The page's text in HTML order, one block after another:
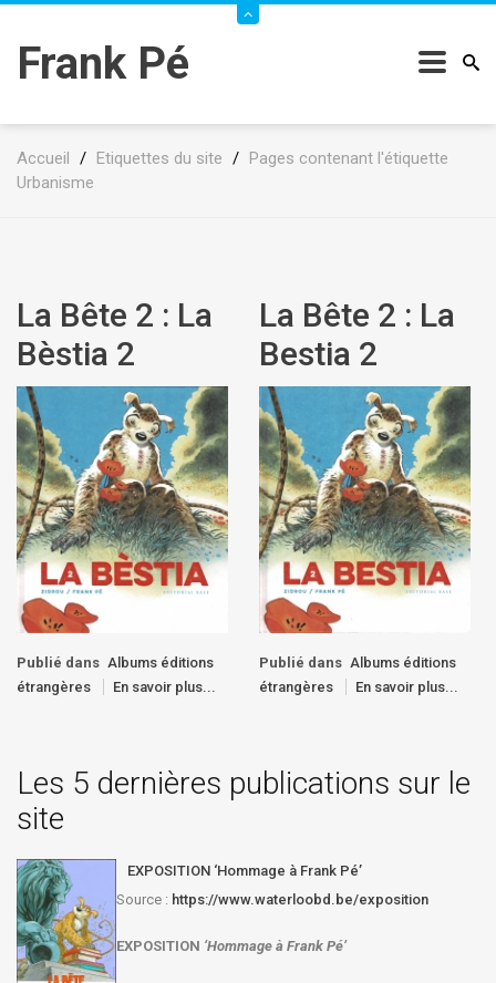
Frank Pé
Accueil / Etiquettes du site / Pages contenant l'étiquette
Urbanisme
La Bête 2 : La
Bèstia 2
Publié dans Albums éditions
étrangères
En savoir plus...
La Bête 2 : La
Bestia 2
Publié dans Albums éditions
étrangères
En savoir plus...
Les 5 dernières publications sur le
site
EXPOSITION ‘Hommage à Frank Pé’
Source : https://www.waterloobd.be/exposition
EXPOSITION ‘Hommage à Frank Pé’